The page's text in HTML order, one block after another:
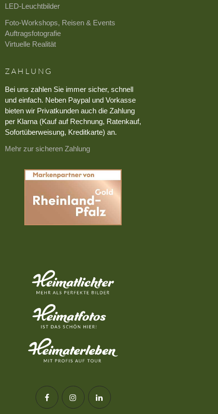
LED-Leuchtbilder
Foto-Workshops, Reisen & Events
Auftragsfotografie
Virtuelle Realität
ZAHLUNG
Bei uns zahlen Sie immer sicher, schnell
und einfach. Neben Paypal und Vorkasse
bieten wir Privatkunden auch die Zahlung
per Klarna (Kauf auf Rechnung, Ratenkauf,
Sofortüberweisung, Kreditkarte) an.
Mehr zur sicheren Zahlung